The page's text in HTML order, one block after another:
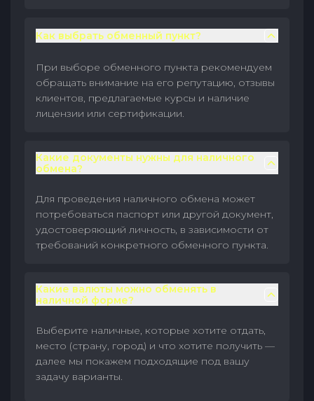
Как выбрать обменный пункт?
При выборе обменного пункта рекомендуем
обращать внимание на его репутацию, отзывы
клиентов, предлагаемые курсы и наличие
лицензии или сертификации.
Какие документы нужны для наличного
обмена?
Для проведения наличного обмена может
потребоваться паспорт или другой документ,
удостоверяющий личность, в зависимости от
требований конкретного обменного пункта.
Какие валюты можно обменять в
наличной форме?
Выберите наличные, которые хотите отдать,
место (страну, город) и что хотите получить —
далее мы покажем подходящие под вашу
задачу варианты.